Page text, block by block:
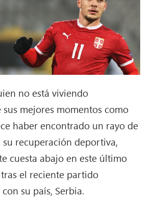
no está viviendo
sus mejores momentos como
haber encontrado un rayo de
su recuperación deportiva,
cuesta abajo en este último
el reciente partido
su país, Serbia.